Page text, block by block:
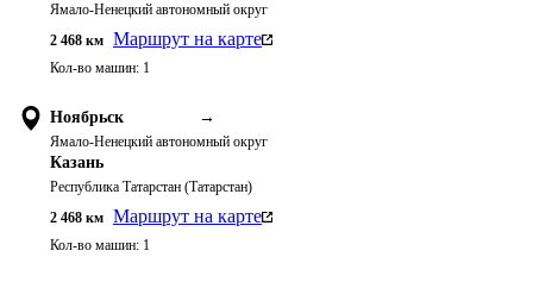
Ямало-Ненецкий автономный округ
2 468 км Маршрут на карте
Кол-во машин: 1
Ноябрьск →
Ямало-Ненецкий автономный округ
Казань
Республика Татарстан (Татарстан)
2 468 км Маршрут на карте
Кол-во машин: 1